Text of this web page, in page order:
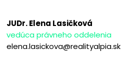
JUDr. Elena Lasičková
vedúca právneho oddelenia
elena.lasickova@realityalpia.sk